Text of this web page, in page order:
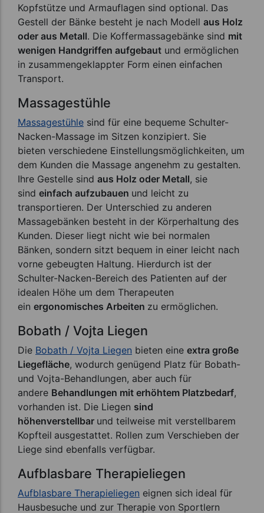
Kopfstütze und Armauflagen sind optional. Das
Gestell der Bänke besteht je nach Modell aus Holz
oder aus Metall. Die Koffermassagebänke sind mit
wenigen Handgriffen aufgebaut und ermöglichen
in zusammengeklappter Form einen einfachen
Transport.
Massagestühle
Massagestühle sind für eine bequeme Schulter-
Nacken-Massage im Sitzen konzipiert. Sie
bieten verschiedene Einstellungsmöglichkeiten, um
dem Kunden die Massage angenehm zu gestalten.
Ihre Gestelle sind aus Holz oder Metall, sie
sind einfach aufzubauen und leicht zu
transportieren. Der Unterschied zu anderen
Massagebänken besteht in der Körperhaltung des
Kunden. Dieser liegt nicht wie bei normalen
Bänken, sondern sitzt bequem in einer leicht nach
vorne gebeugten Haltung. Hierdurch ist der
Schulter-Nacken-Bereich des Patienten auf der
idealen Höhe um dem Therapeuten
ein ergonomisches Arbeiten zu ermöglichen.
Bobath / Vojta Liegen
Die Bobath / Vojta Liegen bieten eine extra große
Liegefläche, wodurch genügend Platz für Bobath-
und Vojta-Behandlungen, aber auch für
andere Behandlungen mit erhöhtem Platzbedarf,
vorhanden ist. Die Liegen sind
höhenverstellbar und teilweise mit verstellbarem
Kopfteil ausgestattet. Rollen zum Verschieben der
Liege sind ebenfalls verfügbar.
Aufblasbare Therapieliegen
Aufblasbare Therapieliegen eignen sich ideal für
Hausbesuche und zur Therapie von Sportlern